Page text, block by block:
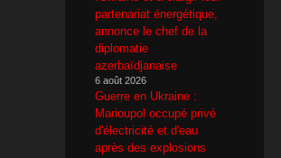
partenariat énergétique,
annonce le chef de la
diplomatie
azerbaïdjanaise
6 août 2026
Guerre en Ukraine :
Marioupol occupé privé
d'électricité et d'eau
après des explosions